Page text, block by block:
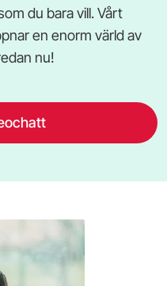
du bara vill. Vårt
en enorm värld av
nu!